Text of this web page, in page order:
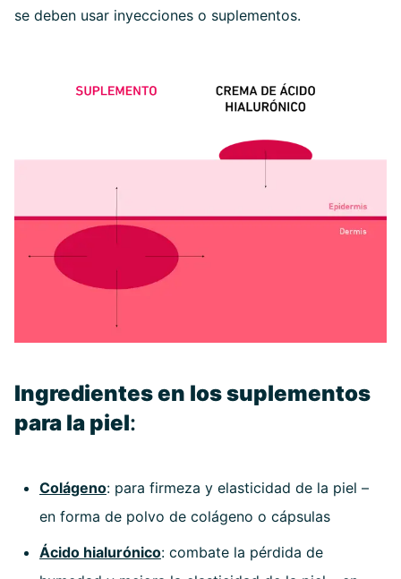
se deben usar inyecciones o suplementos.
Ingredientes en los suplementos
para la piel:
Colágeno: para firmeza y elasticidad de la piel –
en forma de polvo de colágeno o cápsulas
Ácido hialurónico: combate la pérdida de